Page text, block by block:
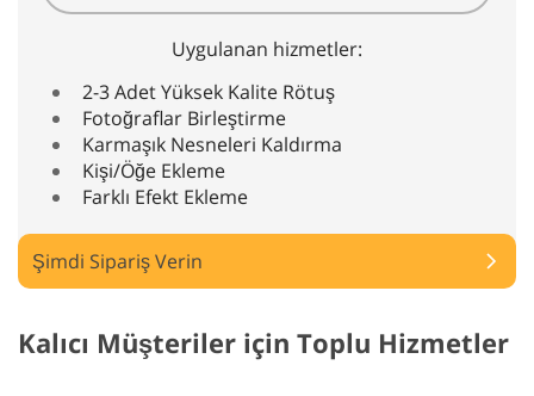
Uygulanan hizmetler:
2-3 Adet Yüksek Kalite Rötuş
Fotoğraflar Birleştirme
Karmaşık Nesneleri Kaldırma
Kişi/Öğe Ekleme
Farklı Efekt Ekleme
Şimdi Sipariş Verin
Kalıcı Müşteriler için Toplu Hizmetler